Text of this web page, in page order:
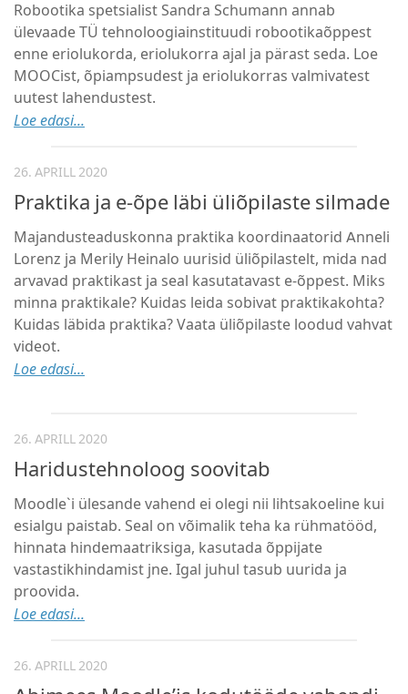
Robootika spetsialist Sandra Schumann annab
ülevaade TÜ tehnoloogiainstituudi robootikaõppest
enne eriolukorda, eriolukorra ajal ja pärast seda. Loe
MOOCist, õpiampsudest ja eriolukorras valmivatest
uutest lahendustest.
Loe edasi...
26. APRILL 2020
Praktika ja e-õpe läbi üliõpilaste silmade
Majandusteaduskonna praktika koordinaatorid Anneli
Lorenz ja Merily Heinalo uurisid üliõpilastelt, mida nad
arvavad praktikast ja seal kasutatavast e-õppest. Miks
minna praktikale? Kuidas leida sobivat praktikakohta?
Kuidas läbida praktika? Vaata üliõpilaste loodud vahvat
videot.
Loe edasi...
26. APRILL 2020
Haridustehnoloog soovitab
Moodle`i ülesande vahend ei olegi nii lihtsakoeline kui
esialgu paistab. Seal on võimalik teha ka rühmatööd,
hinnata hindemaatriksiga, kasutada õppijate
vastastikhindamist jne. Igal juhul tasub uurida ja
proovida.
Loe edasi...
26. APRILL 2020